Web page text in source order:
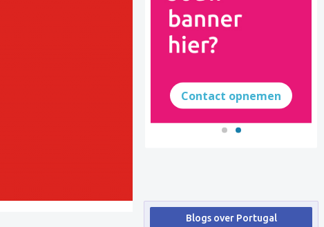
Contact opnemen
Blogs over Portugal